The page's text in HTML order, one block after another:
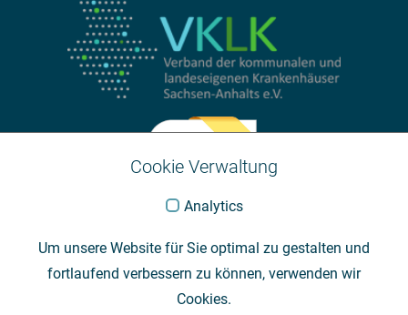
Cookie Verwaltung
Analytics
Um unsere Website für Sie optimal zu gestalten und
fortlaufend verbessern zu können, verwenden wir
Cookies.